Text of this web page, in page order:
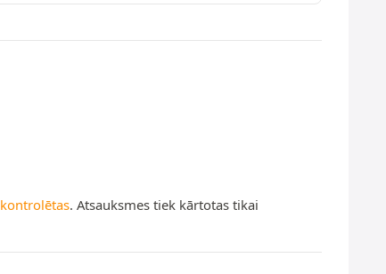
kontrolētas. Atsauksmes tiek kārtotas tikai